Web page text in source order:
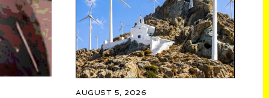
AUGUST 5, 2026